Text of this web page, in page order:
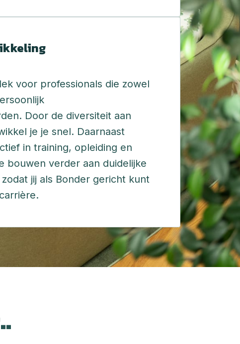
voor professionals die zowel
Door de diversiteit aan
je je snel. Daarnaast
in training, opleiding en
bouwen verder aan duidelijke
jij als Bonder gericht kunt